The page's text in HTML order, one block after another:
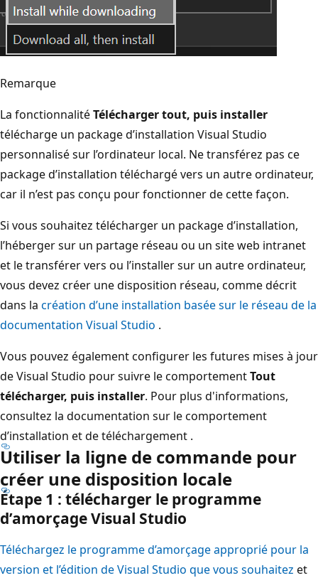
Remarque
La fonctionnalitéTélécharger tout, puis installer
télécharge un package d’installation Visual Studio
personnalisé sur l’ordinateur local. Ne transférez pas ce
package d’installation téléchargé vers un autre ordinateur,
car il n’est pas conçu pour fonctionner de cette façon.
Si vous souhaitez télécharger un package d’installation,
l’héberger sur un partage réseau ou un site web intranet
et le transférer vers ou l’installer sur un autre ordinateur,
vous devez créer une disposition réseau, comme décrit
dans la création d’une installation basée sur le réseau de la
documentation Visual Studio .
Vous pouvez également configurer les futures mises à jour
de Visual Studio pour suivre le comportementTout
télécharger, puis installer. Pour plus d'informations,
consultez la documentation sur le comportement
d’installation et de téléchargement .
Utiliser la ligne de commande pour
créer une disposition locale
Étape 1 : télécharger le programme
d’amorçage Visual Studio
Téléchargez le programme d’amorçage approprié pour la
version et l’édition de Visual Studio que vous souhaitez et